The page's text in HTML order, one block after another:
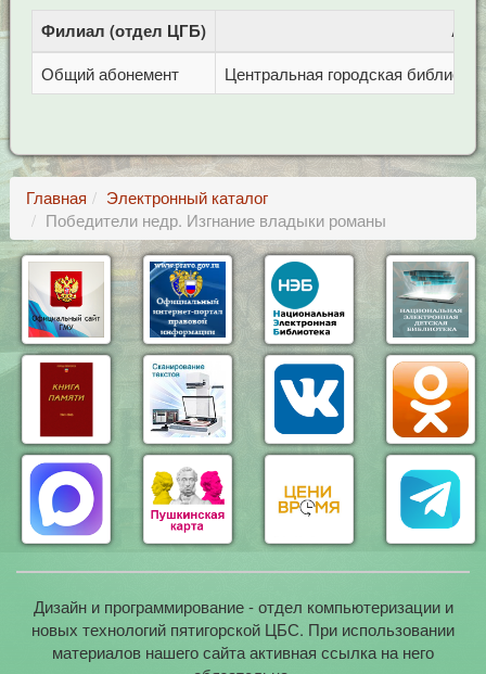
Филиал (отдел ЦГБ)
Общий абонемент Центральная городская
Главная
Электронный каталог
Победители недр. Изгнание владыки романы
Дизайн и программирование - отдел компьютеризации и
новых технологий пятигорской ЦБС. При использовании
материалов нашего сайта активная ссылка на него